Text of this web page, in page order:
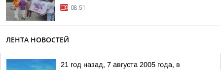
08:51
ЛЕНТА НОВОСТЕЙ
21 год назад, 7 августа 2005 года, в